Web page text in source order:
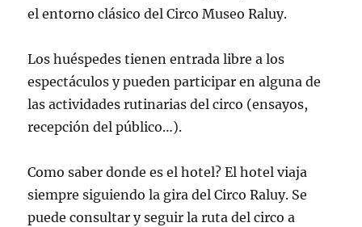
el entorno clásico del Circo Museo Raluy.
Los huéspedes tienen entrada libre a los
espectáculos y pueden participar en alguna de
las actividades rutinarias del circo (ensayos,
recepción del público…).
Como saber donde es el hotel? El hotel viaja
siempre siguiendo la gira del Circo Raluy. Se
puede consultar y seguir la ruta del circo a